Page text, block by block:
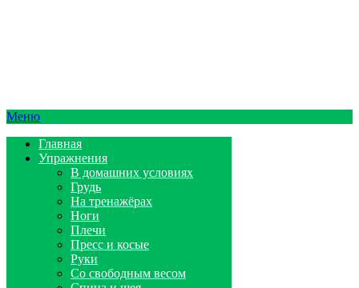
Меню
Главная
Упражнения
В домашних условиях
Грудь
На тренажёрах
Ноги
Плечи
Пресс и косые
Руки
Со свободным весом